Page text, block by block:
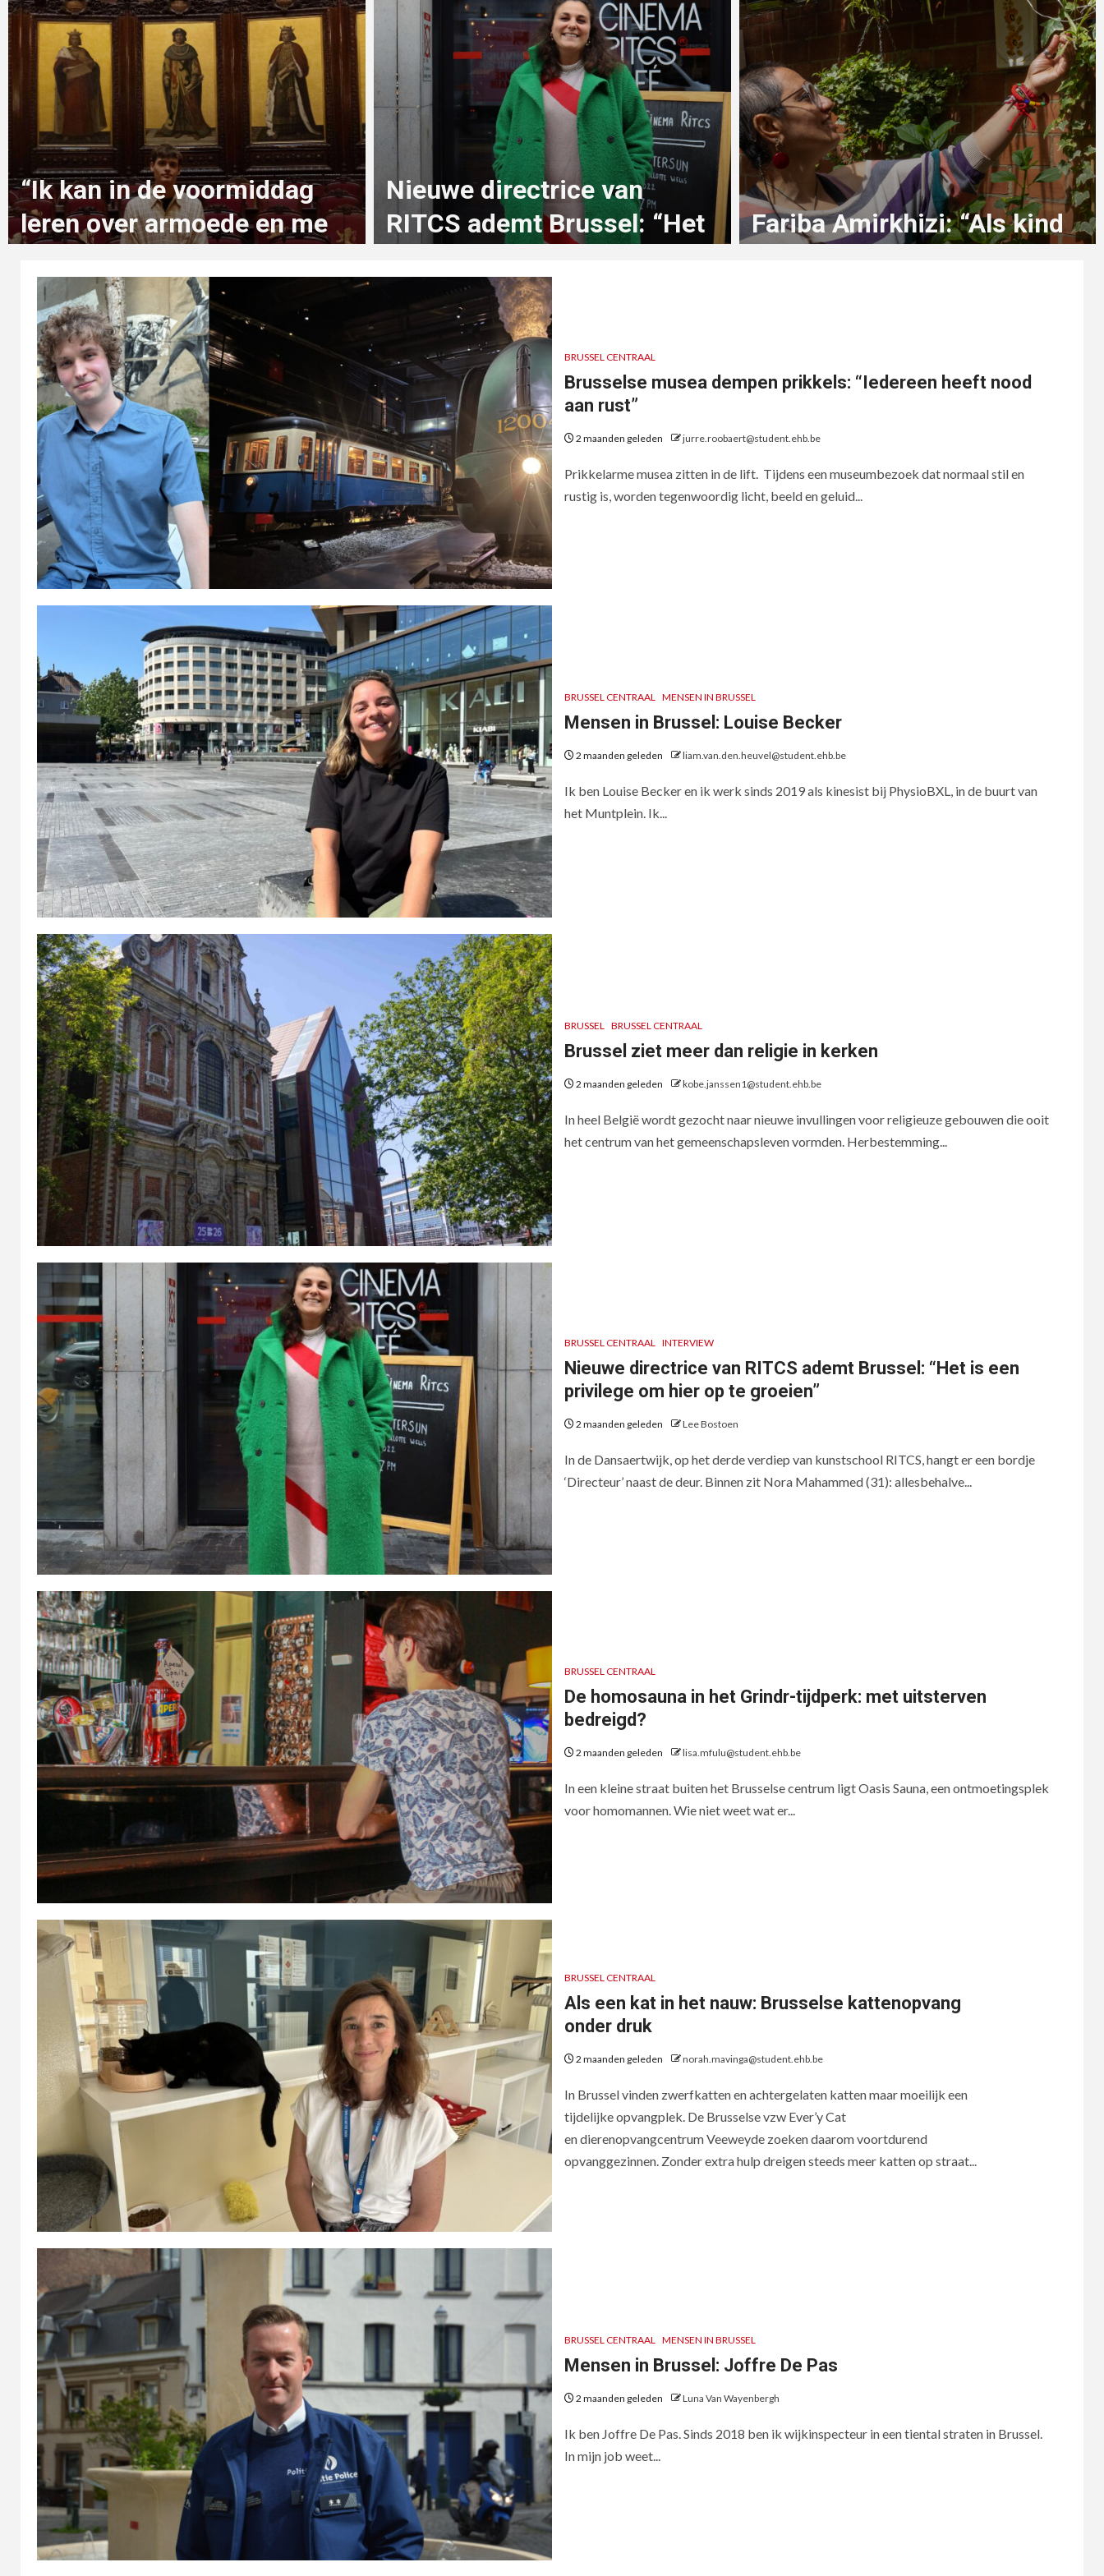
“Ik kan in de voormiddag
leren over armoede en me
die te verminderen”
2 maanden geleden zeno.van.muylders@student.ehb.be
Nieuwe directrice van
RITCS ademt Brussel: “Het
op te groeien”
2 maanden geleden Lee Bostoen
Fariba Amirkhizi: “Als kind
BRUSSEL CENTRAAL
Brusselse musea dempen prikkels: “Iedereen heeft nood
aan rust”
2 maanden geleden jurre.roobaert@student.ehb.be
Prikkelarme musea zitten in de lift. Tijdens een museumbezoek dat normaal stil en
rustig is, worden tegenwoordig licht, beeld en geluid...
BRUSSEL CENTRAAL MENSEN IN BRUSSEL
Mensen in Brussel: Louise Becker
2 maanden geleden liam.van.den.heuvel@student.ehb.be
Ik ben Louise Becker en ik werk sinds 2019 als kinesist bij PhysioBXL, in de buurt van
het Muntplein. Ik...
BRUSSEL BRUSSEL CENTRAAL
Brussel ziet meer dan religie in kerken
2 maanden geleden kobe.janssen1@student.ehb.be
In heel België wordt gezocht naar nieuwe invullingen voor religieuze gebouwen die ooit
het centrum van het gemeenschapsleven vormden. Herbestemming...
BRUSSEL CENTRAAL INTERVIEW
Nieuwe directrice van RITCS ademt Brussel: “Het is een
privilege om hier op te groeien”
2 maanden geleden Lee Bostoen
In de Dansaertwijk, op het derde verdiep van kunstschool RITCS, hangt er een bordje
‘Directeur’ naast de deur. Binnen zit Nora Mahammed (31): allesbehalve...
BRUSSEL CENTRAAL
De homosauna in het Grindr-tijdperk: met uitsterven
bedreigd?
2 maanden geleden lisa.mfulu@student.ehb.be
In een kleine straat buiten het Brusselse centrum ligt Oasis Sauna, een ontmoetingsplek
voor homomannen. Wie niet weet wat er...
BRUSSEL CENTRAAL
Als een kat in het nauw: Brusselse kattenopvang
onder druk
2 maanden geleden norah.mavinga@student.ehb.be
In Brussel vinden zwerfkatten en achtergelaten katten maar moeilijk een
tijdelijke opvangplek. De Brusselse vzw Ever’y Cat
en dierenopvangcentrum Veeweyde zoeken daarom voortdurend
opvanggezinnen. Zonder extra hulp dreigen steeds meer katten op straat...
BRUSSEL CENTRAAL MENSEN IN BRUSSEL
Mensen in Brussel: Joffre De Pas
2 maanden geleden Luna Van Wayenbergh
Ik ben Joffre De Pas. Sinds 2018 ben ik wijkinspecteur in een tiental straten in Brussel.
In mijn job weet...